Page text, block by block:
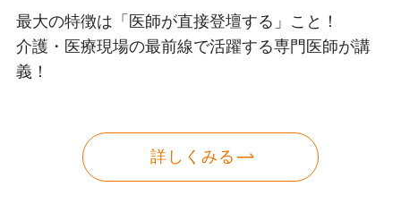
最大の特徴は「医師が直接登壇する」こと！
介護・医療現場の最前線で活躍する専門医師が講
義！
詳しくみる